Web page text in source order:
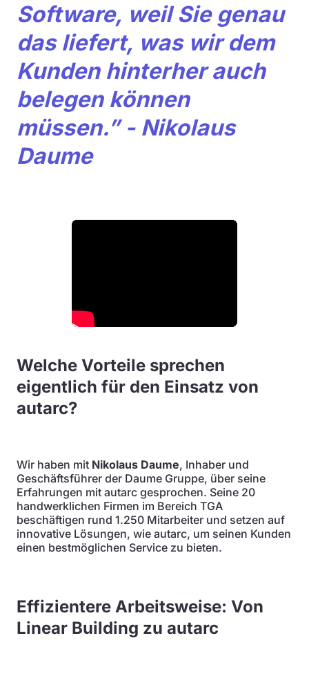
Software, weil Sie genau
das liefert, was wir dem
Kunden hinterher auch
belegen können
müssen.” - Nikolaus
Daume
Welche Vorteile sprechen
eigentlich für den Einsatz von
autarc?
Wir haben mit Nikolaus Daume, Inhaber und
Geschäftsführer der Daume Gruppe, über seine
Erfahrungen mit autarc gesprochen. Seine 20
handwerklichen Firmen im Bereich TGA
beschäftigen rund 1.250 Mitarbeiter und setzen auf
innovative Lösungen, wie autarc, um seinen Kunden
einen bestmöglichen Service zu bieten.
Effizientere Arbeitsweise: Von
Linear Building zu autarc